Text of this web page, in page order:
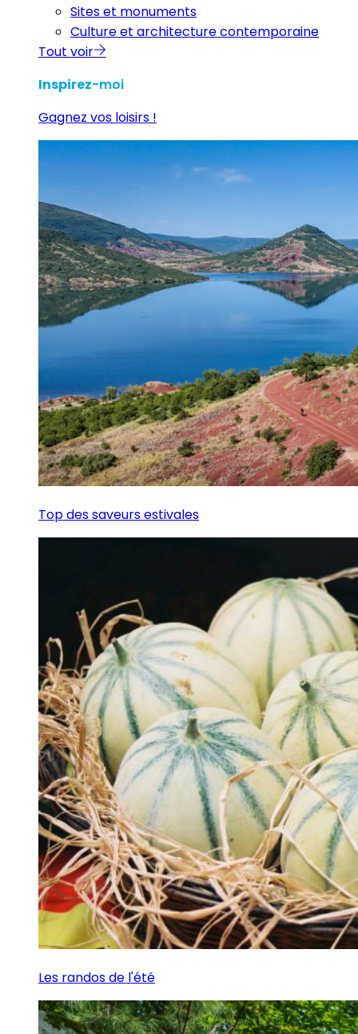
Sites et monuments
Culture et architecture contemporaine
Tout voir
Inspirez-moi
Gagnez vos loisirs !
Top des saveurs estivales
Les randos de l'été